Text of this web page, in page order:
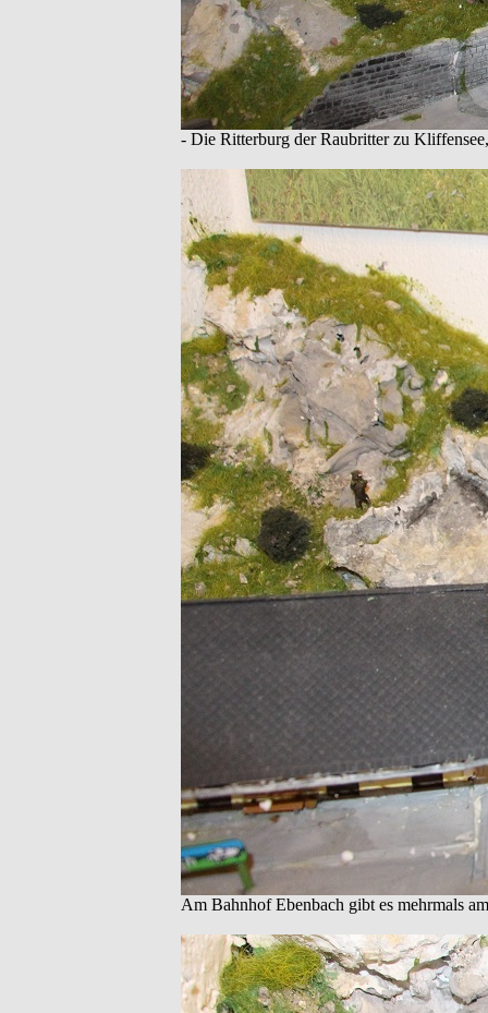
- Die Ritterburg der Raubritter zu
Am Bahnhof Ebenbach gibt es mehrmals